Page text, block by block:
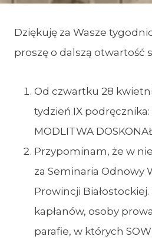
Dziękuję za Wasze
proszę o dalszą otwartość
Od czwartku 28
tydzień IX podręcznika:
MODLITWA
Przypominam, że w
za Seminaria Odnowy
Prowincji
kapłanów, osoby
parafie, w których